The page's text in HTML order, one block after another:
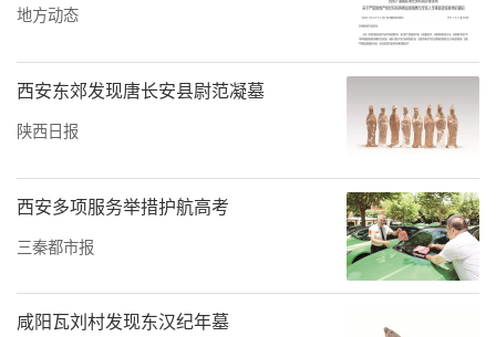
地方动态
西安东郊发现唐长安县尉范凝墓
陕西日报
西安多项服务举措护航高考
三秦都市报
咸阳瓦刘村发现东汉纪年墓